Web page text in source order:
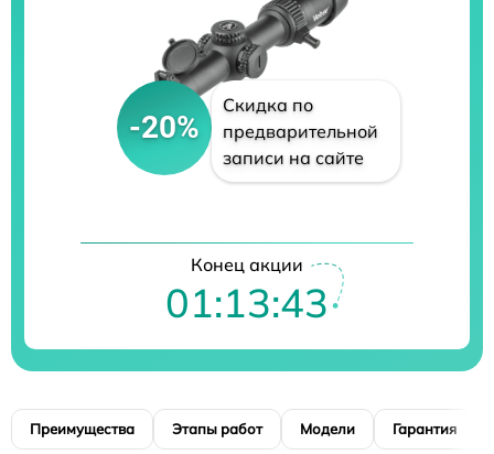
-20%
Скидка по
предварительной
записи на сайте
Конец акции
01:13:42
Преимущества Этапы работ Модели Гарантия